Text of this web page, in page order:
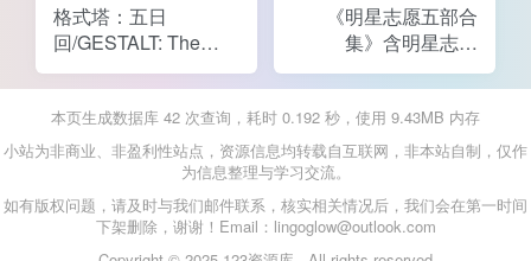
格式塔：五日
回/GESTALT: The
Fifth Day
《明星志愿五部合
集》含明星志愿
1/2/3、闯通关、2000
本页生成数据库 42 次查询，耗时 0.192 秒，使用 9.43MB 内存
小站为非商业、非盈利性站点，资源信息均转载自互联网，非本站自制，仅作
为信息整理与学习交流。
如有版权问题，请及时与我们邮件联系，核实相关情况后，我们会在第一时间
下架删除，谢谢！Email：lingoglow@outlook.com